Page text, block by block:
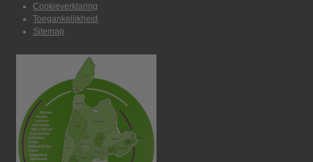
Cookieverklaring
Toegankelijkheid
Sitemap